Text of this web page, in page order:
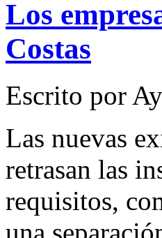
Los
Costas
Escrito por
Las nuevas
retrasan las
requisitos,